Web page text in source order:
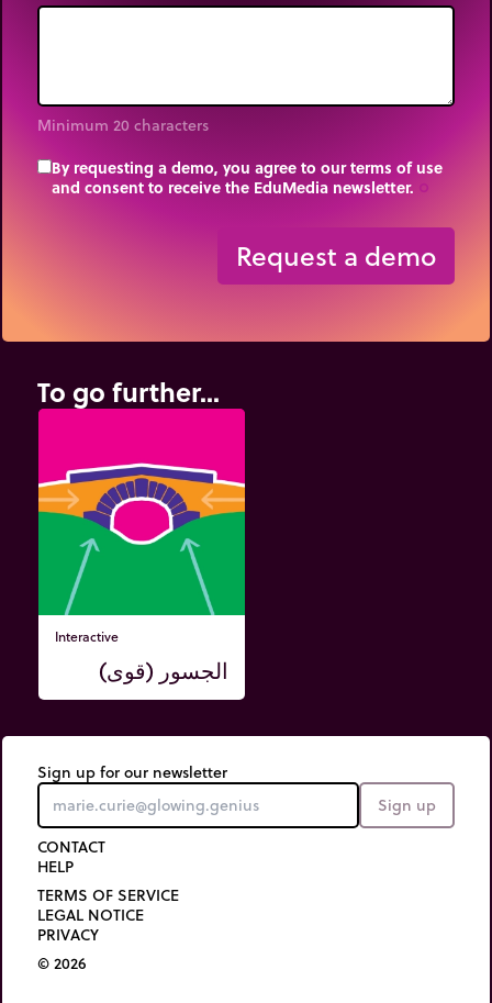
Minimum 20 characters
By requesting a demo, you agree to our terms of use
and consent to receive the EduMedia newsletter.
Request a demo
To go further...
Interactive
الجسور (قوى)
Sign up for our newsletter
Sign up
CONTACT
HELP
TERMS OF SERVICE
LEGAL NOTICE
PRIVACY
© 2026